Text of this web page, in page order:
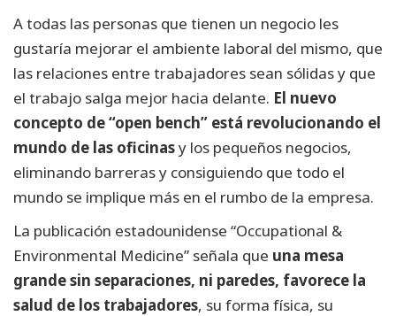
A todas las personas que tienen un negocio les
gustaría mejorar el ambiente laboral del mismo, que
las relaciones entre trabajadores sean sólidas y que
el trabajo salga mejor hacia delante. El nuevo
concepto de “open bench” está revolucionando el
mundo de las oficinasy los pequeños negocios,
eliminando barreras y consiguiendo que todo el
mundo se implique más en el rumbo de la empresa.
La publicación estadounidense “Occupational &
Environmental Medicine” señala que una mesa
grande sin separaciones, ni paredes, favorece la
salud de los trabajadores, su forma física, su